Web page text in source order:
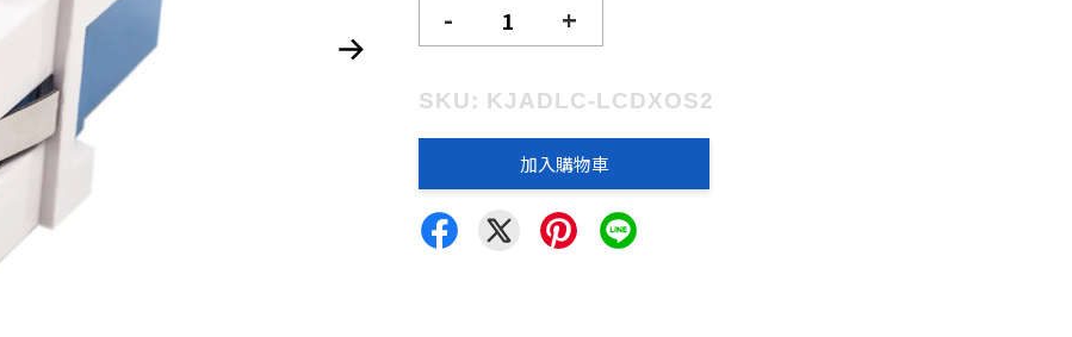
- +
SKU: KJADLC-LCDXOS2
加入購物車